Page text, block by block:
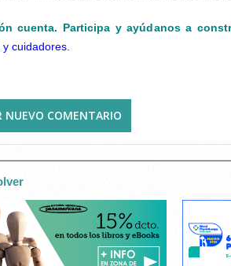
cuenta. Participa y ayúdanos a
y cuidadores.
NUEVO COMENTARIO